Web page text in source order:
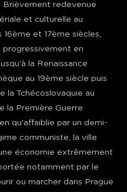
redevenue
et culturelle au
16ème et 17ème siècles,
progressivement en
la Renaissance
au 19ème siècle puis
la Tchécoslovaquie au
la Première Guerre
qu'affaiblie par un demi-
communiste, la ville
économie extrêmement
notamment par le
ou marcher dans Prague